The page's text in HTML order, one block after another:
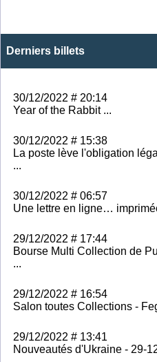
Derniers billets
30/12/2022 # 20:14
Year of the Rabbit ...
30/12/2022 # 15:38
La poste lève l'obligation
...
30/12/2022 # 06:57
Une lettre en ligne…
29/12/2022 # 17:44
Bourse Multi Collection de
...
29/12/2022 # 16:54
Salon toutes Collections -
29/12/2022 # 13:41
Nouveautés d'Ukraine - 29-